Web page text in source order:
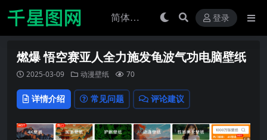
登录
燃爆 悟空赛亚人全力施发龟波气功电脑壁纸
2025-03-09 动漫壁纸 70
详情介绍 常见问题 评论建议